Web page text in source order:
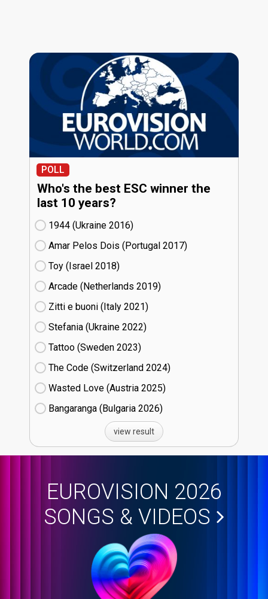
POLL
Who's the best ESC winner the
last 10 years?
1944 (Ukraine
16)
Amar Pelos Dois (Portugal
17)
Toy (Israel
18)
Arcade (Netherlands
19)
Zitti e buoni​ (Italy
21)
Stefania (Ukraine
22)
Tattoo (Sweden
23)
The Code (Switzerland
24)
Wasted Love (Austria
25)
Bangaranga (Bulgaria
26)
view result
EUROVISION 2026
SONGS & VIDEOS